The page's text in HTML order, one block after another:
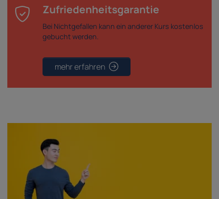
Zufriedenheitsgarantie
Bei Nichtgefallen kann ein anderer Kurs kostenlos
gebucht werden.
mehr erfahren